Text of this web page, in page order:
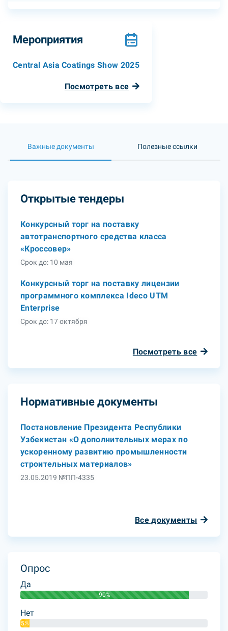
Мероприятия
Central Asia Coatings Show 2025
Посмотреть все
Важные документы Полезные ссылки
Открытые тендеры
Конкурсный торг на поставку
автотранспортного средства класса
«Кроссовер»
Срок до: 10 мая
Конкурсный торг на поставку лицензии
программного комплекса Ideco UTM
Enterprise
Срок до: 17 октября
Посмотреть все
Нормативные документы
Постановление Президента Республики
Узбекистан «О дополнительных мерах по
ускоренному развитию промышленности
строительных материалов»
23.05.2019 №ПП-4335
Все документы
Опрос
Да
90%
Нет
5%